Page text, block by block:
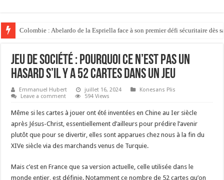
Colombie : Abelardo de la Espriella face à son premier défi sécuritaire dès
Jeu de société : pourquoi ce n’est pas un
hasard s’il y a 52 cartes dans un jeu
Emmanuel Hubert juillet 16, 2024
Konesans Plis
Leave a comment
594 Views
Même si les cartes à jouer ont été inventées en Chine au Ier siècle
après Jésus-Christ, essentiellement d’ailleurs pour prédire l’avenir
plutôt que pour se divertir, elles sont apparues chez nous à la fin du
XIVe siècle via des marchands venus de Turquie.
Mais c’est en France que sa version actuelle, celle utilisée dans le
monde entier, est définie. Notamment ce nombre de 52 cartes qu’on